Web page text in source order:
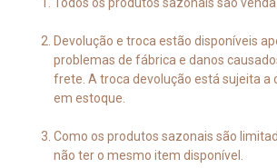
Devolução e troca estão disponíveis
problemas de fábrica e danos
frete. A troca devolução está sujeita a
em estoque.
Como os produtos sazonais são
não ter o mesmo item disponível.